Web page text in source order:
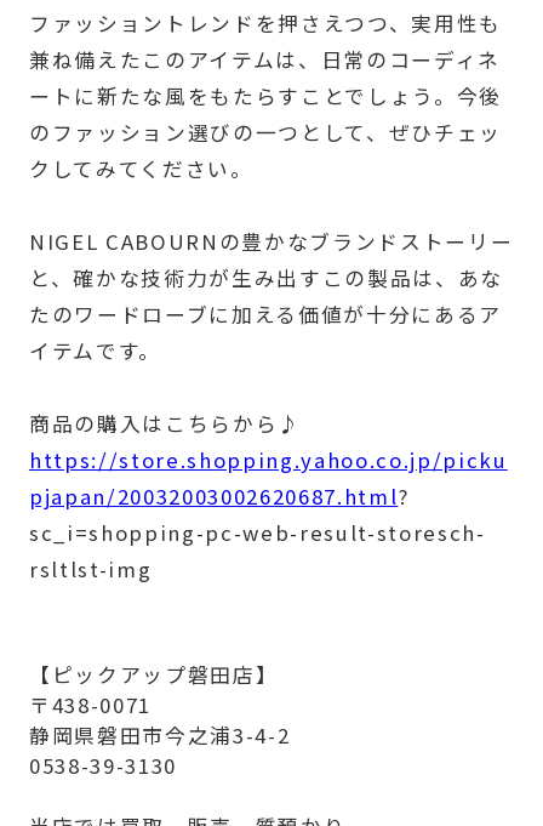
ファッショントレンドを押さえつつ、実用性も
兼ね備えたこのアイテムは、日常のコーディネ
ートに新たな風をもたらすことでしょう。今後
のファッション選びの一つとして、ぜひチェッ
クしてみてください。
NIGEL CABOURNの豊かなブランドストーリー
と、確かな技術力が生み出すこの製品は、あな
たのワードローブに加える価値が十分にあるア
イテムです。
商品の購入はこちらから♪
https://store.shopping.yahoo.co.jp/picku
pjapan/20032003002620687.html?
sc_i=shopping-pc-web-result-storesch-
rsltlst-img
【ピックアップ磐田店】
〒438-0071
静岡県磐田市今之浦3-4-2
0538-39-3130